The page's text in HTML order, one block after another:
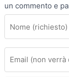
un commento e